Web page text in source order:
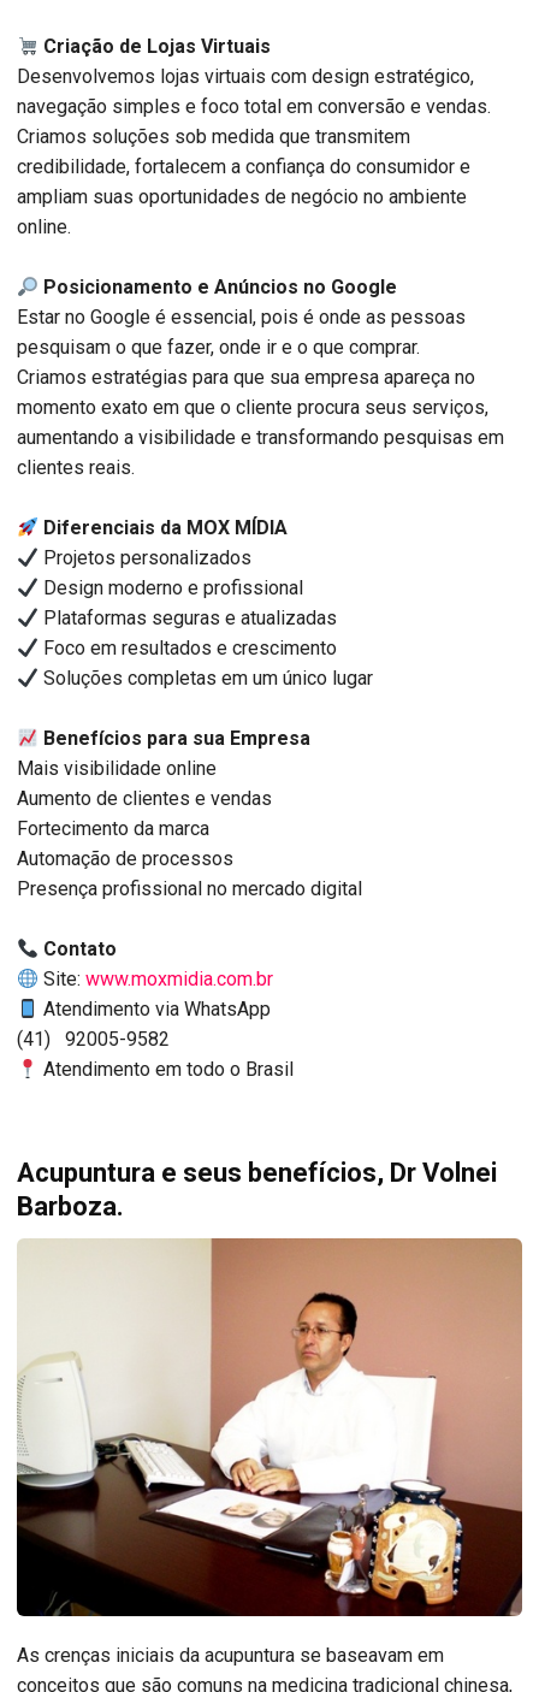
Criação de Lojas Virtuais
Desenvolvemos lojas virtuais com design estratégico,
navegação simples e foco total em conversão e vendas.
Criamos soluções sob medida que transmitem
credibilidade, fortalecem a confiança do consumidor e
ampliam suas oportunidades de negócio no ambiente
online.
Posicionamento e Anúncios no Google
Estar no Google é essencial, pois é onde as pessoas
pesquisam o que fazer, onde ir e o que comprar.
Criamos estratégias para que sua empresa apareça no
momento exato em que o cliente procura seus serviços,
aumentando a visibilidade e transformando pesquisas em
clientes reais.
Diferenciais da MOX MÍDIA
Projetos personalizados
Design moderno e profissional
Plataformas seguras e atualizadas
Foco em resultados e crescimento
Soluções completas em um único lugar
Benefícios para sua Empresa
Mais visibilidade online
Aumento de clientes e vendas
Fortecimento da marca
Automação de processos
Presença profissional no mercado digital
Contato
Site:www.moxmidia.com.br
Atendimento via WhatsApp
(41) 92005-9582
Atendimento em todo o Brasil
Acupuntura e seus benefícios, Dr Volnei
Barboza.
As crenças iniciais da acupuntura se baseavam em
conceitos que são comuns na medicina tradicional chinesa,